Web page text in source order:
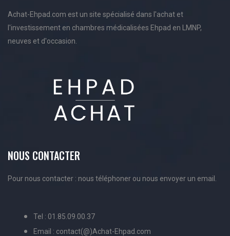
Achat-Ehpad.com est un site spécialisé dans l'achat et
l'investissement en chambres médicalisées Ehpad en LMNP,
neuves et d'occasion.
NOUS CONTACTER
Pour nous contacter : nous téléphoner ou nous envoyer un email.
Tel : 01.85.09.00.37
Email : contact(@)Achat-Ehpad.com